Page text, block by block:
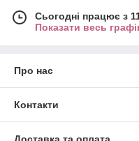
Сьогодні працює з
Показати весь
Про нас
Контакти